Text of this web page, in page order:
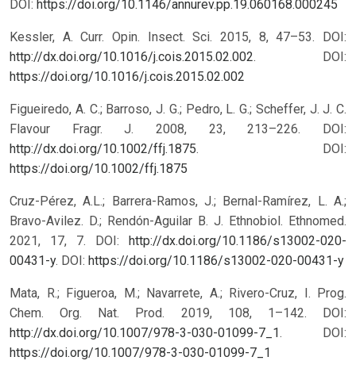
DOI: https://doi.org/10.1146/annurev.pp.19.060168.000245
Kessler, A. Curr. Opin. Insect. Sci. 2015, 8, 47–53. DOI:
http://dx.doi.org/10.1016/j.cois.2015.02.002. DOI:
https://doi.org/10.1016/j.cois.2015.02.002
Figueiredo, A. C.; Barroso, J. G.; Pedro, L. G.; Scheffer, J. J. C.
Flavour Fragr. J. 2008, 23, 213–226. DOI:
http://dx.doi.org/10.1002/ffj.1875. DOI:
https://doi.org/10.1002/ffj.1875
Cruz-Pérez, A.L.; Barrera-Ramos, J.; Bernal-Ramírez, L. A.;
Bravo-Avilez. D.; Rendón-Aguilar B. J. Ethnobiol. Ethnomed.
2021, 17, 7. DOI: http://dx.doi.org/10.1186/s13002-020-
00431-y. DOI: https://doi.org/10.1186/s13002-020-00431-y
Mata, R.; Figueroa, M.; Navarrete, A.; Rivero-Cruz, I. Prog.
Chem. Org. Nat. Prod. 2019, 108, 1–142. DOI:
http://dx.doi.org/10.1007/978-3-030-01099-7_1. DOI:
https://doi.org/10.1007/978-3-030-01099-7_1